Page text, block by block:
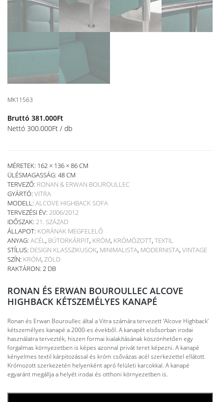
MK11563
Bruttó 381.000Ft
Nettó 300.000Ft / db
MÉRETEK: 162 × 136 × 86 CM
ÜLÉSMAGASSÁG: 48 CM
TERVEZŐ: RONAN & ERWAN BOUROULLEC
GYÁRTÓ: VITRA
MODELL: ALCOVE HIGHBACK SOFA
TERVEZÉSI ÉV: 2006/2012
IDŐSZAK: 21. SZÁZAD
ÁLLAPOT: KORÁNAK MEGFELELŐ
ANYAG: ACÉL, BÚTORKÁRPIT, KRÓM, KRÓMÓZOTT, TEXTIL
STÍLUS: DESIGN KLASSZIKUSOK, MINIMALISTA, MODERNISTA, VINTAGE
SZÍN: KRÓM, ZÖLD
RAKTÁRON: 2 DB
RONAN ÉS ERWAN BOUROULLEC ALCOVE
HIGHBACK KÉTSZEMÉLYES KANAPÉ
Ronan és Erwan Bouroullec által a Vitra számára tervezett ‘Alcove Highback’
kétszemélyes kanapé a 2000-es évekből. A kanapét elsősorban irodai
használatra tervezték, hiszen formai kialakításának köszönhetően egy
forgalmas környezetben is képes azonnal privát teret képezni. A kanapé
kényelmes textil kárpitozással és króm csővázas acél szerkezettel ellátott.
Krómozott szerkezetén helyenként apró felületi karcokkal. A kanapé
egyaránt megállja a helyét irodai és otthoni környezetben is.